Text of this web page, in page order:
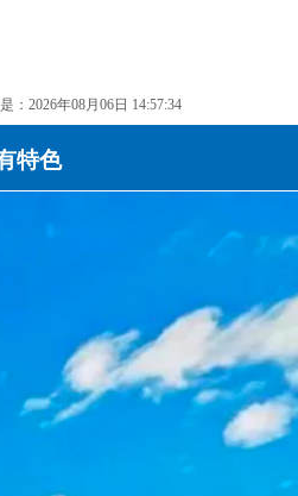
：2026年08月06日 14:57:35
特色